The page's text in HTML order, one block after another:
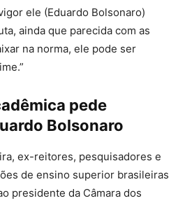
ele (Eduardo Bolsonaro)
ainda que parecida com as
na norma, ele pode ser
pede
Bolsonaro
ex-reitores, pesquisadores e
de ensino superior brasileiras
presidente da Câmara dos